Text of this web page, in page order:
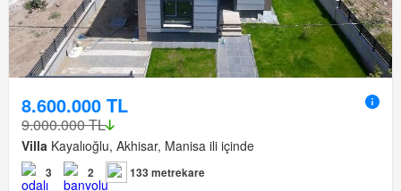
8.600.000 TL
9.000.000 TL
Villa Kayalıoğlu, Akhisar, Manisa ili içinde
3 2 133 metrekare